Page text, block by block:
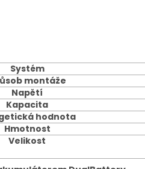
Systém
montáže
Napětí
Kapacita
hodnota
Hmotnost
Velikost